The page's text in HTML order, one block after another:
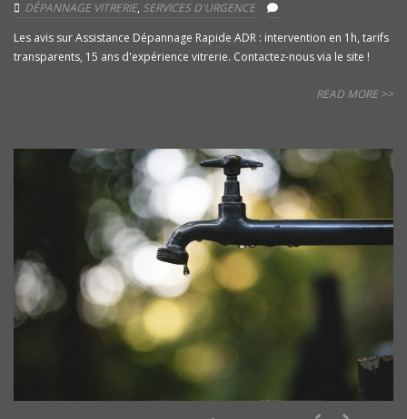
DÉPANNAGE VITRERIE, SERVICES D'URGENCE
Les avis sur Assistance Dépannage Rapide ADR : intervention en 1h, tarifs
transparents, 15 ans d'expérience vitrerie. Contactez-nous via le site !
READ MORE >>